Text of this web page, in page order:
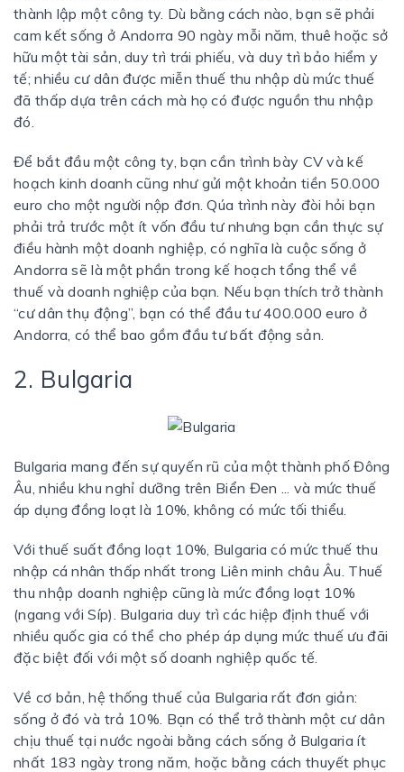
thành lập một công ty. Dù bằng cách nào, bạn sẽ phải
cam kết sống ở Andorra 90 ngày mỗi năm, thuê hoặc sở
hữu một tài sản, duy trì trái phiếu, và duy trì bảo hiểm y
tế; nhiều cư dân được miễn thuế thu nhập dù mức thuế
đã thấp dựa trên cách mà họ có được nguồn thu nhập
đó.
Để bắt đầu một công ty, bạn cần trình bày CV và kế
hoạch kinh doanh cũng như gửi một khoản tiền 50.000
euro cho một người nộp đơn. Qúa trình này đòi hỏi bạn
phải trả trước một ít vốn đầu tư nhưng bạn cần thực sự
điều hành một doanh nghiệp, có nghĩa là cuộc sống ở
Andorra sẽ là một phần trong kế hoạch tổng thể về
thuế và doanh nghiệp của bạn. Nếu bạn thích trở thành
“cư dân thụ động”, bạn có thể đầu tư 400.000 euro ở
Andorra, có thể bao gồm đầu tư bất động sản.
2. Bulgaria
Bulgaria mang đến sự quyến rũ của một thành phố Đông
Âu, nhiều khu nghỉ dưỡng trên Biển Đen ... và mức thuế
áp dụng đồng loạt là 10%, không có mức tối thiểu.
Với thuế suất đồng loạt 10%, Bulgaria có mức thuế thu
nhập cá nhân thấp nhất trong Liên minh châu Âu. Thuế
thu nhập doanh nghiệp cũng là mức đồng loạt 10%
(ngang với Síp). Bulgaria duy trì các hiệp định thuế với
nhiều quốc gia có thể cho phép áp dụng mức thuế ưu đãi
đặc biệt đối với một số doanh nghiệp quốc tế.
Về cơ bản, hệ thống thuế của Bulgaria rất đơn giản:
sống ở đó và trả 10%. Bạn có thể trở thành một cư dân
chịu thuế tại nước ngoài bằng cách sống ở Bulgaria ít
nhất 183 ngày trong năm, hoặc bằng cách thuyết phục